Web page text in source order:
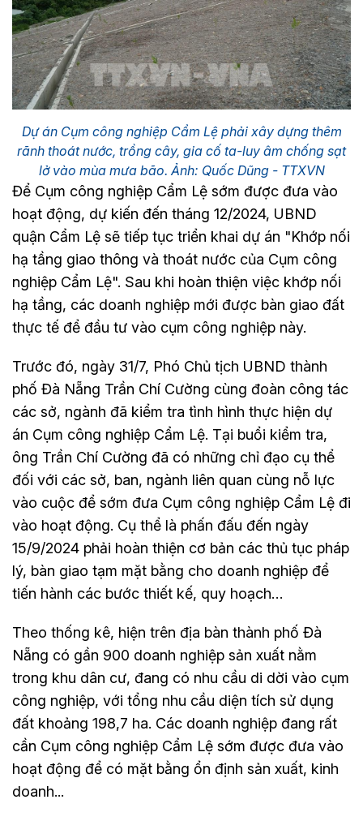
Dự án Cụm công nghiệp Cẩm Lệ phải xây dựng thêm
rãnh thoát nước, trồng cây, gia cố ta-luy âm chống sạt
lở vào mùa mưa bão. Ảnh: Quốc Dũng - TTXVN
Để Cụm công nghiệp Cẩm Lệ sớm được đưa vào
hoạt động, dự kiến đến tháng 12/2024, UBND
quận Cẩm Lệ sẽ tiếp tục triển khai dự án "Khớp nối
hạ tầng giao thông và thoát nước của Cụm công
nghiệp Cẩm Lệ". Sau khi hoàn thiện việc khớp nối
hạ tầng, các doanh nghiệp mới được bàn giao đất
thực tế để đầu tư vào cụm công nghiệp này.
Trước đó, ngày 31/7, Phó Chủ tịch UBND thành
phố Đà Nẵng Trần Chí Cường cùng đoàn công tác
các sở, ngành đã kiểm tra tình hình thực hiện dự
án Cụm công nghiệp Cẩm Lệ. Tại buổi kiểm tra,
ông Trần Chí Cường đã có những chỉ đạo cụ thể
đối với các sở, ban, ngành liên quan cùng nỗ lực
vào cuộc để sớm đưa Cụm công nghiệp Cẩm Lệ đi
vào hoạt động. Cụ thể là phấn đấu đến ngày
15/9/2024 phải hoàn thiện cơ bản các thủ tục pháp
lý, bàn giao tạm mặt bằng cho doanh nghiệp để
tiến hành các bước thiết kế, quy hoạch…
Theo thống kê, hiện trên địa bàn thành phố Đà
Nẵng có gần 900 doanh nghiệp sản xuất nằm
trong khu dân cư, đang có nhu cầu di dời vào cụm
công nghiệp, với tổng nhu cầu diện tích sử dụng
đất khoảng 198,7 ha. Các doanh nghiệp đang rất
cần Cụm công nghiệp Cẩm Lệ sớm được đưa vào
hoạt động để có mặt bằng ổn định sản xuất, kinh
doanh...